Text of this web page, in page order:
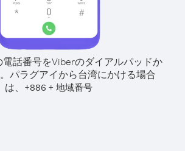
電話番号をViberのダイアルパッドか
パラグアイから台湾にかける場合
は、 +886 + 地域番号